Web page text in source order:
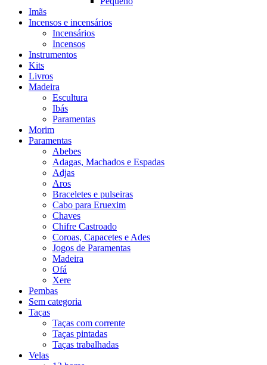
Imãs
Incensos e incensários
Incensários
Incensos
Instrumentos
Kits
Livros
Madeira
Escultura
Ibás
Paramentas
Morim
Paramentas
Abebes
Adagas, Machados e Espadas
Adjas
Aros
Braceletes e pulseiras
Cabo para Eruexim
Chaves
Chifre Castroado
Coroas, Capacetes e Ades
Jogos de Paramentas
Madeira
Ofá
Xere
Pembas
Sem categoria
Taças
Taças com corrente
Taças pintadas
Taças trabalhadas
Velas